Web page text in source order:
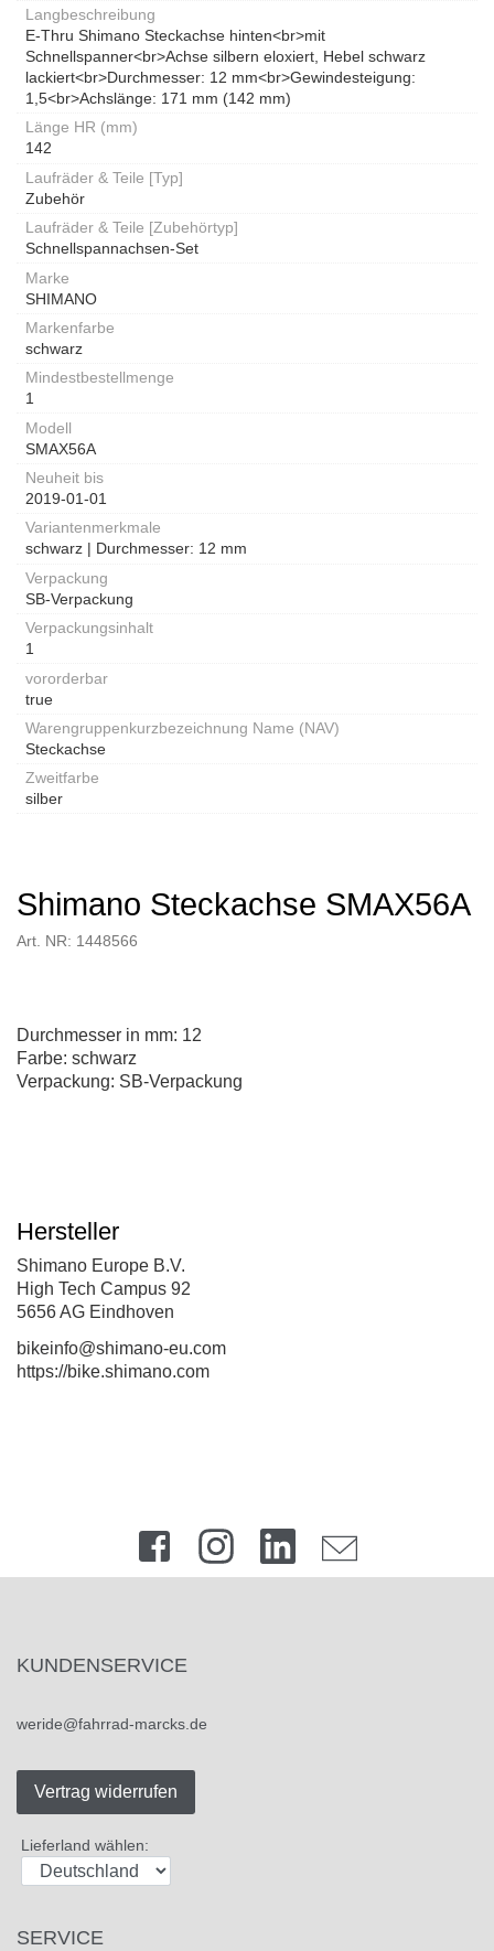
Langbeschreibung
E-Thru Shimano Steckachse hinten<br>mit
Schnellspanner<br>Achse silbern eloxiert, Hebel schwarz
lackiert<br>Durchmesser: 12 mm<br>Gewindesteigung:
1,5<br>Achslänge: 171 mm (142 mm)
Länge HR (mm)
142
Laufräder & Teile [Typ]
Zubehör
Laufräder & Teile [Zubehörtyp]
Schnellspannachsen-Set
Marke
SHIMANO
Markenfarbe
schwarz
Mindestbestellmenge
1
Modell
SMAX56A
Neuheit bis
2019-01-01
Variantenmerkmale
schwarz | Durchmesser: 12 mm
Verpackung
SB-Verpackung
Verpackungsinhalt
1
vororderbar
true
Warengruppenkurzbezeichnung Name (NAV)
Steckachse
Zweitfarbe
silber
Shimano Steckachse SMAX56A
Art. NR: 1448566
Durchmesser in mm: 12
Farbe: schwarz
Verpackung: SB-Verpackung
Hersteller
Shimano Europe B.V.
High Tech Campus 92
5656 AG Eindhoven
bikeinfo@shimano-eu.com
https://bike.shimano.com
KUNDENSERVICE
weride@fahrrad-marcks.de
Vertrag widerrufen
Lieferland wählen:
SERVICE